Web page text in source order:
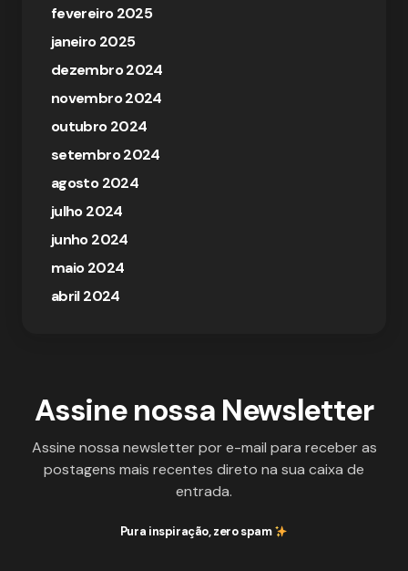
fevereiro 2025
janeiro 2025
dezembro 2024
novembro 2024
outubro 2024
setembro 2024
agosto 2024
julho 2024
junho 2024
maio 2024
abril 2024
Assine nossa Newsletter
Assine nossa newsletter por e-mail para receber as
postagens mais recentes direto na sua caixa de
entrada.
Pura inspiração, zero spam